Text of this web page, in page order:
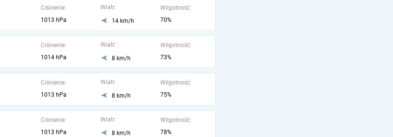
Ciśnienie:
1013 hPa
Wiatr:
14 km/h
Wilgotność:
70%
Ciśnienie:
1014 hPa
Wiatr:
8 km/h
Wilgotność:
73%
Ciśnienie:
1013 hPa
Wiatr:
8 km/h
Wilgotność:
75%
Ciśnienie:
1013 hPa
Wiatr:
8 km/h
Wilgotność:
78%